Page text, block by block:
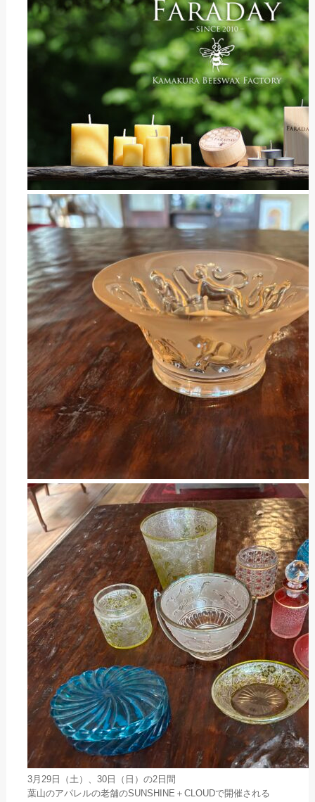
3月29日（土）、30日（日）の2日間
葉山のアパレルの老舗のSUNSHINE＋CLOUDで開催される